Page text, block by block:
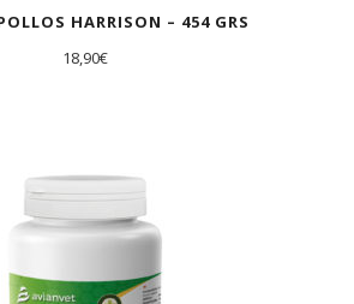
HARRISON – 454 GRS
18,90€